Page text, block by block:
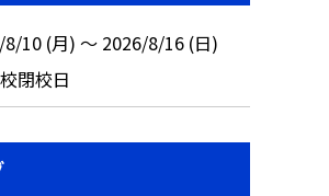
8/10 (月) ～ 2026/8/16 (日)
閉校日